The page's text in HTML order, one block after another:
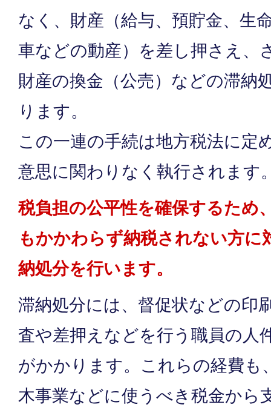
なく、財産（給与、預貯金、生
車などの動産）を差し押さえ、
財産の換金（公売）などの滞納
ります。
この一連の手続は地方税法に定
意思に関わりなく執行されます
税負担の公平性を確保するため
もかかわらず納税されない方に
納処分を行います。
滞納処分には、督促状などの印
査や差押えなどを行う職員の人
がかかります。これらの経費も
木事業などに使うべき税金から